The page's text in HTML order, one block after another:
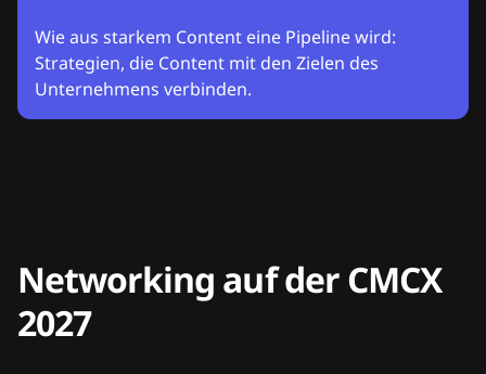
Wie aus starkem Content eine Pipeline wird:
Strategien, die Content mit den Zielen des
Unternehmens verbinden.
Networking auf der CMCX
2027